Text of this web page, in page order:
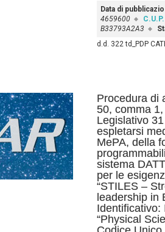
Data di
4659600
C.U.P.
B33793A2A3
d.d. 322 td_PDP
Procedura di
50, comma
Legislativo
espletarsi
MePA, della
sistema
per le
“STILES –
leadership in
Identificativo:
“Physical